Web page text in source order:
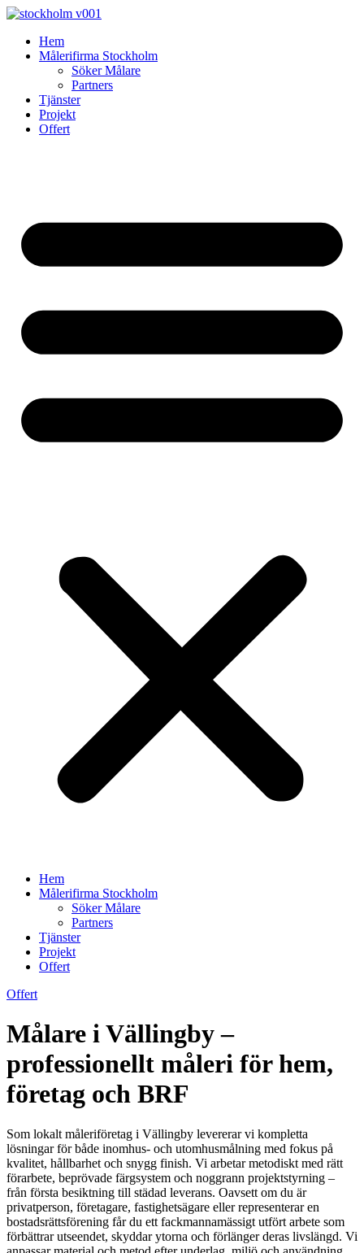
Skip
contentHem
Målerifirma Stockholm
Söker Målare
Partners
Tjänster
Projekt
Offert
Hem
Målerifirma Stockholm
Söker Målare
Partners
Tjänster
Projekt
Offert
Offert
Målare i Vällingby –
professionellt måleri för hem,
företag och BRF
Som lokalt måleriföretag i Vällingby levererar vi kompletta
lösningar för både inomhus- och utomhusmålning med fokus på
kvalitet, hållbarhet och snygg finish. Vi arbetar metodiskt med rätt
förarbete, beprövade färgsystem och noggrann projektstyrning –
från första besiktning till städad leverans. Oavsett om du är
privatperson, företagare, fastighetsägare eller representerar en
bostadsrättsförening får du ett fackmannamässigt utfört arbete som
förbättrar utseendet, skyddar ytorna och förlänger deras livslängd. Vi